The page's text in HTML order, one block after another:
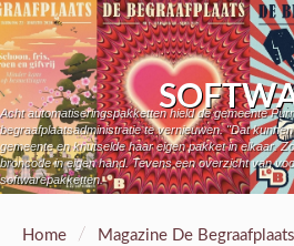
Acht automatiseringspakketten hield de gemeente
begraafplaatsadministratie te vernieuwen. "Dat
gemeente en knutselde haar eigen pakket in elkaar.
broncode in eigen hand. Tevens een overzicht van
softwarepakketten.
Home / Magazine De Begraafplaats